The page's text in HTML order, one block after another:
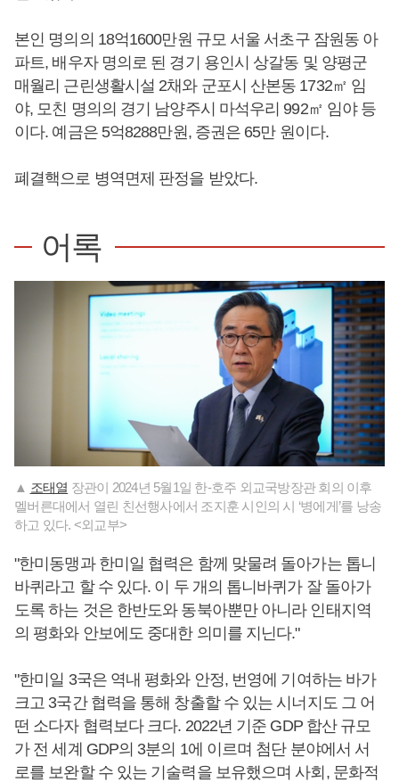
본인 명의의 18억1600만원 규모 서울 서초구 잠원동 아
파트, 배우자 명의로 된 경기 용인시 상갈동 및 양평군
매월리 근린생활시설 2채와 군포시 산본동 1732㎡ 임
야, 모친 명의의 경기 남양주시 마석우리 992㎡ 임야 등
이다. 예금은 5억8288만원, 증권은 65만 원이다.
폐결핵으로 병역면제 판정을 받았다.
어록
▲ 조태열 장관이 2024년 5월1일 한-호주 외교국방장관 회의 이후
멜버른대에서 열린 친선행사에서 조지훈 시인의 시 ‘병에게’를 낭송
하고 있다. <외교부>
"한미동맹과 한미일 협력은 함께 맞물려 돌아가는 톱니
바퀴라고 할 수 있다. 이 두 개의 톱니바퀴가 잘 돌아가
도록 하는 것은 한반도와 동북아뿐만 아니라 인태지역
의 평화와 안보에도 중대한 의미를 지닌다."
"한미일 3국은 역내 평화와 안정, 번영에 기여하는 바가
크고 3국간 협력을 통해 창출할 수 있는 시너지도 그 어
떤 소다자 협력보다 크다. 2022년 기준 GDP 합산 규모
가 전 세계 GDP의 3분의 1에 이르며 첨단 분야에서 서
로를 보완할 수 있는 기술력을 보유했으며 사회, 문화적